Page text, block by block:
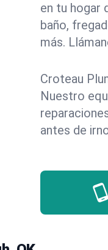
en tu hogar
baño,
más.
Croteau
Nuestro
antes de